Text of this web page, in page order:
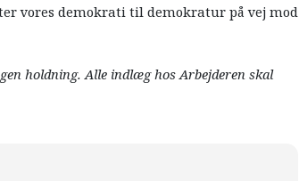
vores demokrati til demokratur på vej mod
holdning. Alle indlæg hos Arbejderen skal